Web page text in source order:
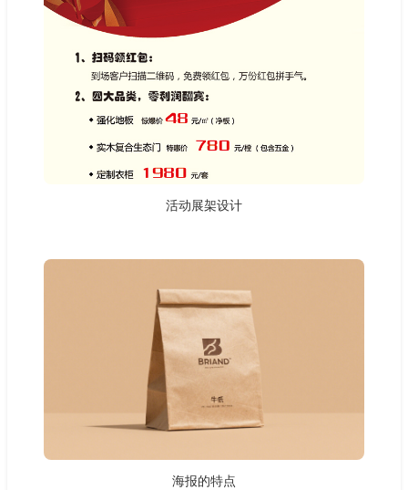
活动展架设计
海报的特点